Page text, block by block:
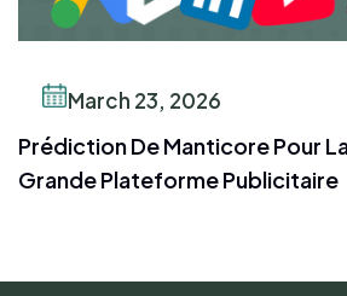
March 23, 2026
Prédiction De Manticore Pour
Grande Plateforme Publicitaire